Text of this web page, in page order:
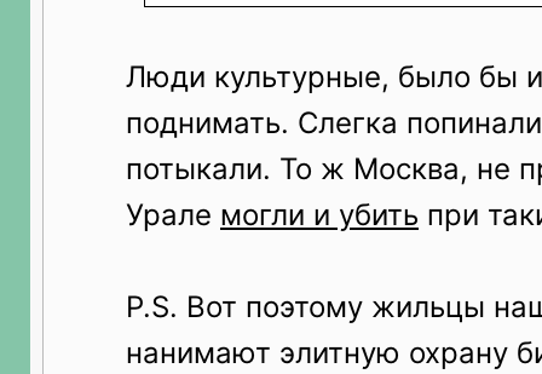
Люди культурные, было бы
поднимать. Слегка
потыкали. То ж Москва, не
Урале могли и убить при
P.S. Вот поэтому жильцы
нанимают элитную охрану